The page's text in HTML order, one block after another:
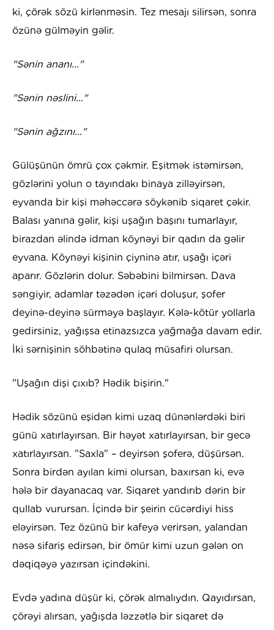
ki, çörək sözü kirlənməsin. Tez mesajı silirsən, sonra
özünə gülməyin gəlir.
"Sənin ananı..."
"Sənin nəslini..."
"Sənin ağzını..."
Gülüşünün ömrü çox çəkmir. Eşitmək istəmirsən,
gözlərini yolun o tayındakı binaya zilləyirsən,
eyvanda bir kişi məhəccərə söykənib siqaret çəkir.
Balası yanına gəlir, kişi uşağın başını tumarlayır,
birazdan əlində idman köynəyi bir qadın da gəlir
eyvana. Köynəyi kişinin çiyninə atır, uşağı içəri
aparır. Gözlərin dolur. Səbəbini bilmirsən. Dava
səngiyir, adamlar təzədən içəri doluşur, şofer
deyinə-deyinə sürməyə başlayır. Kələ-kötür yollarla
gedirsiniz, yağışsa etinazsızca yağmağa davam edir.
İki sərnişinin söhbətinə qulaq müsafiri olursan.
"Uşağın dişi çıxıb? Hədik bişirin."
Hədik sözünü eşidən kimi uzaq dünənlərdəki biri
günü xatırlayırsan. Bir həyət xatırlayırsan, bir gecə
xatırlayırsan. "Saxla" – deyirsən şoferə, düşürsən.
Sonra birdən ayılan kimi olursan, baxırsan ki, evə
hələ bir dayanacaq var. Siqaret yandırıb dərin bir
qullab vurursan. İçində bir şeirin cücərdiyi hiss
eləyirsən. Tez özünü bir kafeyə verirsən, yalandan
nəsə sifariş edirsən, bir ömür kimi uzun gələn on
dəqiqəyə yazırsan içindəkini.
Evdə yadına düşür ki, çörək almalıydın. Qayıdırsan,
çörəyi alırsan, yağışda ləzzətlə bir siqaret də